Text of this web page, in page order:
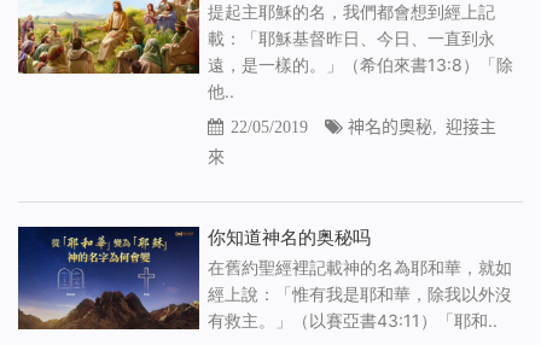
提起主耶穌的名，我們都會想到經上記
載：「耶穌基督昨日、今日、一直到永
遠，是一樣的。」（希伯來書13:8）「除
他..
22/05/2019 神名的奧秘, 迎接主
來
你知道神名的奥秘吗
在舊約聖經裡記載神的名為耶和華，就如
經上說：「惟有我是耶和華，除我以外沒
有救主。」（以賽亞書43:11）「耶和..